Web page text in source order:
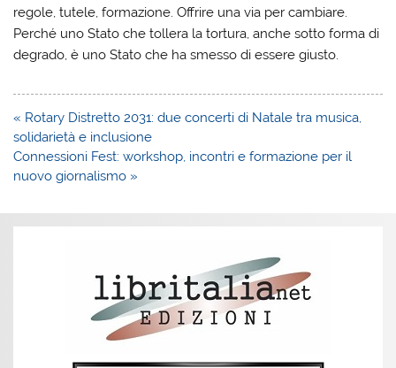
regole, tutele, formazione. Offrire una via per cambiare.
Perché uno Stato che tollera la tortura, anche sotto forma di
degrado, è uno Stato che ha smesso di essere giusto.
Navigazione
articoli
« Rotary Distretto 2031: due concerti di Natale tra musica,
solidarietà e inclusione
Connessioni Fest: workshop, incontri e formazione per il
nuovo giornalismo »